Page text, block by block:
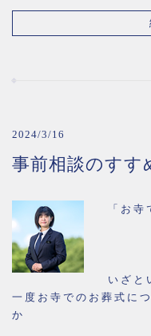
2024/3/16
事前相談のすす
「お
いざと
一度お寺でのお葬式に
か